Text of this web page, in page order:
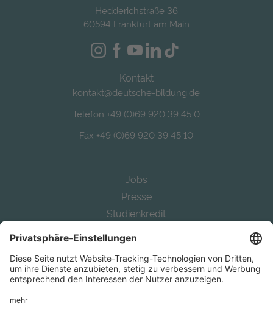
Hedderichstraße 36
60594 Frankfurt am Main
Kontakt
kontakt@deutsche-bildung.de
Telefon +49 (0)69 920 39 45 0
Fax +49 (0)69 920 39 45 10
Jobs
Presse
Studienkredit
Auslandsstudium finanzieren
Study in Germany